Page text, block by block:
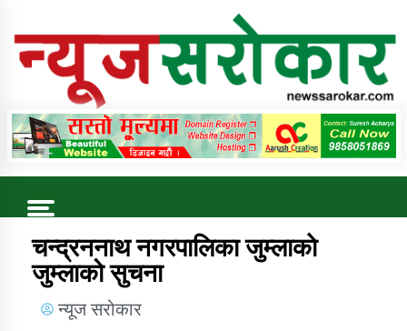
Online News Portal
Trending Now
कुषि बिकास कार्यालय जुम्ला सुचना सन्देश
चन्द्रननाथ नगरपालिका जुम्लाकाे
जुम्लाको सुचना
न्यूज सरोकार